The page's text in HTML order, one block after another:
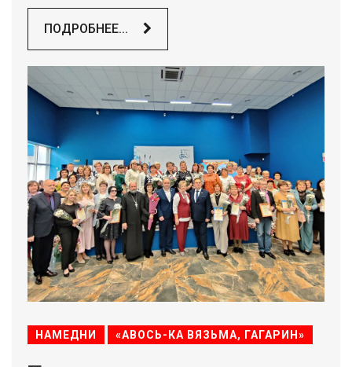
ПОДРОБНЕЕ...
НАМЕДНИ «АВОСЬ-КА ВЯЗЬМА, ГАГАРИН»